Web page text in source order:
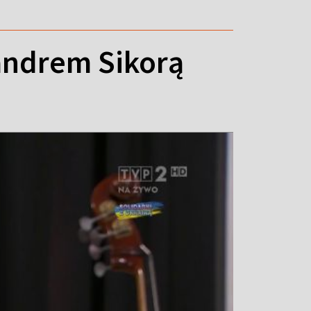
Sikorą